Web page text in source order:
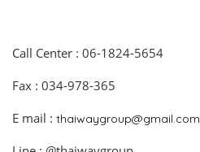
Call Center : 06-1824-5654
Fax : 034-978-365
E mail : thaiwaygroup@gmail.com